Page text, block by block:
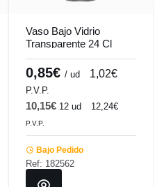
Vaso Bajo Vidrio
Transparente 24 Cl
Merlot Vicrila
0,85€ / ud 1,02€
P.V.P.
10,15€ 12 ud 12,24€
P.V.P.
Bajo Pedido
Ref: 182562